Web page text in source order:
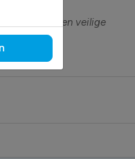
geven en een veilige